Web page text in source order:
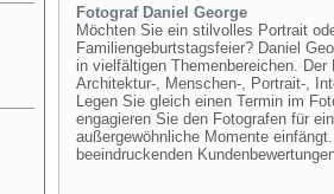
Fotograf Daniel George
Möchten Sie ein stilvolles Portrait
Familiengeburtstagsfeier? Daniel
in vielfältigen Themenbereichen.
Architektur-, Menschen-, Portrait-,
Legen Sie gleich einen Termin im
engagieren Sie den Fotografen für
außergewöhnliche Momente
beeindruckenden